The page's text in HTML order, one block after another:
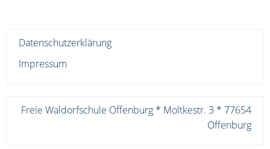
Datenschutzerklärung
Impressum
Freie Waldorfschule Offenburg * Moltkestr. 3 * 77654
Offenburg